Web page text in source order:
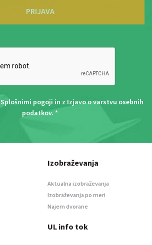
PRIJAVA
Splošnimi pogoji in z Izjavo o varstvu osebnih
podatkov. *
Izobraževanja
Aktualna izobraževanja
Izobraževanja po meri
Najem dvorane
UL info tok